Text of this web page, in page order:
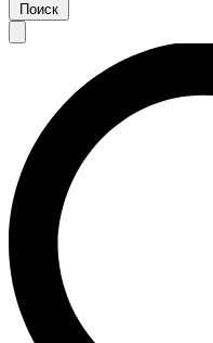
Поиск